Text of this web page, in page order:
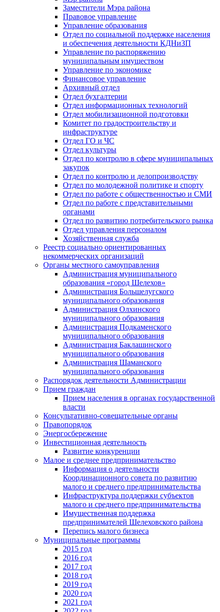
Заместители Мэра района
Правовое управление
Управление образования
Отдел по социальной поддержке населения
и обеспечения деятельности КДНиЗП
Управление по распоряжению
муниципальным имуществом
Управление по экономике
Финансовое управление
Архивный отдел
Отдел бухгалтерии
Отдел информационных технологий
Отдел мобилизационной подготовки
Комитет по градостроительству и
инфраструктуре
Отдел ГО и ЧС
Отдел культуры
Отдел по контролю в сфере муниципальных
закупок
Отдел по контролю и делопроизводству
Отдел по молодежной политике и спорту
Отдел по работе с общественностью и СМИ
Отдел по работе с представительными
органами
Отдел по развитию потребительского рынка
Отдел управления персоналом
Хозяйственная служба
Реестр социально ориентированных
некоммерческих организаций
Органы местного самоуправления
Администрация муниципального
образования «город Шелехов»
Администрация Большелугского
муниципального образования
Администрация Олхинского
муниципального образования
Администрация Подкаменского
муниципального образования
Администрация Баклашинского
муниципального образования
Администрация Шаманского
муниципального образования
Распорядок деятельности Администрации
Прием граждан
Прием населения в органах государственной
власти
Консультативно-совещательные органы
Правопорядок
Энергосбережение
Инвестиционная деятельность
Развитие конкуренции
Малое и среднее предпринимательство
Информация о деятельности
Координационного совета по развитию
малого и среднего предпринимательства
Инфраструктура поддержки субъектов
малого и среднего предпринимательства
Имущественная поддержка
предпринимателей Шелеховского района
Перепись малого бизнеса
Муниципальные программы
2015 год
2016 год
2017 год
2018 год
2019 год
2020 год
2021 год